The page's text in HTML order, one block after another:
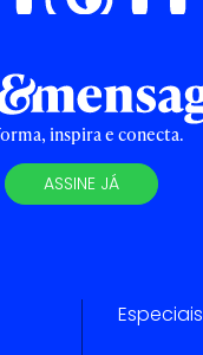
inspira e conecta.
ASSINE JÁ
Especiais